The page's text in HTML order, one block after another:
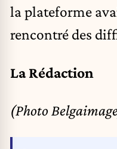
la plateforme
rencontré des
La Rédaction
(Photo